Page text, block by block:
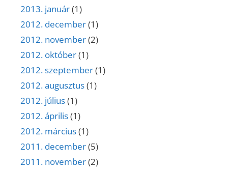
2013. január(1)
2012. december(1)
2012. november(2)
2012. október(1)
2012. szeptember(1)
2012. augusztus(1)
2012. július(1)
2012. április(1)
2012. március(1)
2011. december(5)
2011. november(2)